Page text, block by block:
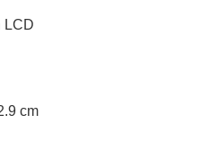
LCD
cm